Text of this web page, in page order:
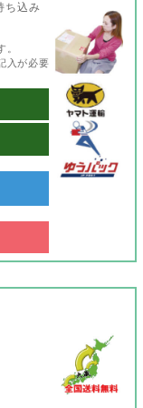
ち込み
入が必要